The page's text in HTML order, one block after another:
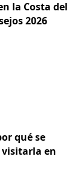
la Costa del
2026
qué se
en